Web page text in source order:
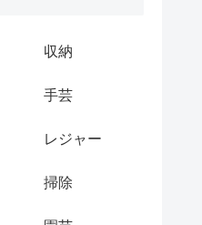
収納
手芸
レジャー
掃除